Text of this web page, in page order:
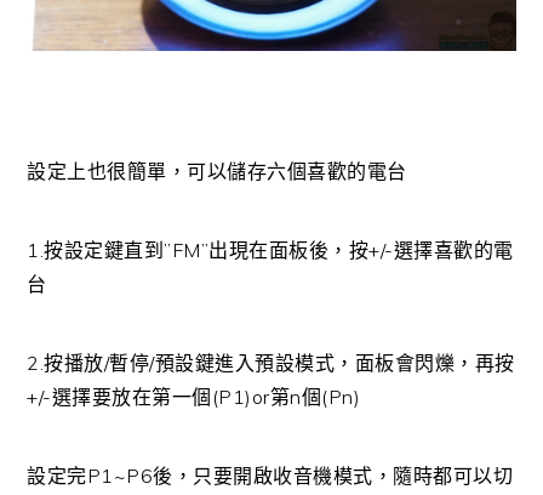
設定上也很簡單，可以儲存六個喜歡的電台
1.按設定鍵直到”FM”出現在面板後，按+/-選擇喜歡的電
台
2.按播放/暫停/預設鍵進入預設模式，面板會閃爍，再按
+/-選擇要放在第一個(P1)or第n個(Pn)
設定完P1~P6後，只要開啟收音機模式，隨時都可以切